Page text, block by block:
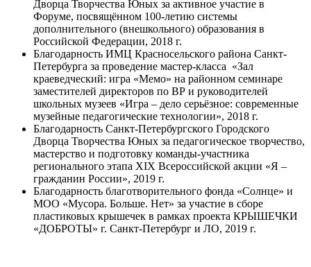
Дворца Творчества Юных за активное участие в
Форуме, посвящённом 100-летию системы
дополнительного (внешкольного) образования в
Российской Федерации, 2018 г.
Благодарность ИМЦ Красносельского района Санкт-
Петербурга за проведение мастер-класса «Зал
краеведческий: игра «Мемо» на районном семинаре
заместителей директоров по ВР и руководителей
школьных музеев «Игра – дело серьёзное: современные
музейные педагогические технологии», 2018 г.
Благодарность Санкт-Петербургского Городского
Дворца Творчества Юных за педагогическое творчество,
мастерство и подготовку команды-участника
регионального этапа XIX Всероссийской акции «Я –
гражданин России», 2019 г.
Благодарность благотворительного фонда «Солнце» и
МОО «Мусора. Больше. Нет» за участие в сборе
пластиковых крышечек в рамках проекта КРЫШЕЧКИ
«ДОБРОТЫ» г. Санкт-Петербург и ЛО, 2019 г.